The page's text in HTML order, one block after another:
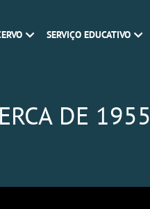
SERVIÇO EDUCATIVO
DE 1955